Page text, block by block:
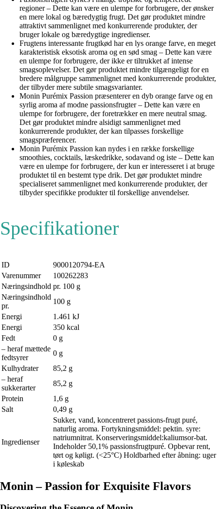
regioner – Dette kan være en ulempe for forbrugere, der ønsker
en mere lokal og bæredygtig frugt. Det gør produktet mindre
attraktivt sammenlignet med konkurrerende produkter, der
bruger lokale og bæredygtige ingredienser.
Frugtens interessante frugtkød har en lys orange farve, en meget
karakteristisk eksotisk aroma og en sød smag – Dette kan være
en ulempe for forbrugere, der ikke er tiltrukket af intense
smagsoplevelser. Det gør produktet mindre tilgængeligt for en
bredere målgruppe sammenlignet med konkurrerende produkter,
der tilbyder mere subtile smagsvarianter.
Monin Purémix Passion præsenterer en dyb orange farve og en
syrlig aroma af modne passionsfrugter – Dette kan være en
ulempe for forbrugere, der foretrækker en mere neutral smag.
Det gør produktet mindre alsidigt sammenlignet med
konkurrerende produkter, der kan tilpasses forskellige
smagspræferencer.
Monin Purémix Passion kan nydes i en række forskellige
smoothies, cocktails, læskedrikke, sodavand og iste – Dette kan
være en ulempe for forbrugere, der kun er interesseret i at bruge
produktet til en bestemt type drik. Det gør produktet mindre
specialiseret sammenlignet med konkurrerende produkter, der
tilbyder specifikke produkter til forskellige anvendelser.
Specifikationer
ID
9000120794-EA
Varenummer
100262283
Næringsindhold pr. 100 g
Næringsindhold
pr.
100 g
Energi
1.461 kJ
Energi
350 kcal
Fedt
0 g
– heraf mættede
fedtsyrer
0 g
Kulhydrater
85,2 g
– heraf
sukkerarter
85,2 g
Protein
1,6 g
Salt
0,49 g
Ingredienser
Sukker, vand, koncentreret passions-frugt puré,
naturlig aroma. Fortykningsmiddel: pektin. syre:
natriumnitrat. Konserveringsmiddel:kaliumsor-bat.
Indeholder 50,1% passionsfrugtpuré. Opbevar rent,
tørt og køligt. (<25°C) Holdbarhed efter åbning: uger
i køleskab
Monin – Passion for Exquisite Flavors